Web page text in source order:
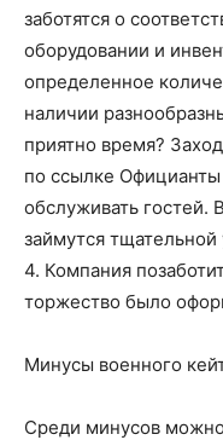
заботятся о
оборудовании и
определенное
наличии
приятно время?
по ссылке
обслуживать гостей.
займутся тщательной
4. Компания
торжество было
Минусы военного
Среди минусов